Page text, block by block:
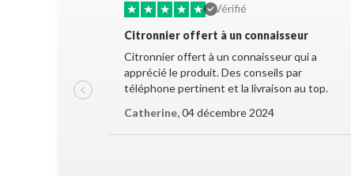
★ ★ ★ ★ ★
Vérifié
Citronnier offert à un connaisseur
Citronnier offert à un connaisseur qui a
apprécié le produit. Des conseils par
téléphone pertinent et la livraison au top.
Catherine,04 décembre 2024